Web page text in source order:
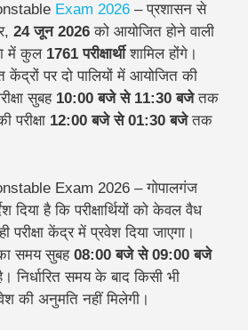
Exam 2026 – प्रशासन से
24 जून 2026 को आयोजित होने वाली
में कुल 1761 परीक्षार्थीशामिल होंगे।
केंद्रों पर दो पालियों में आयोजित की
सुबह 10:00 बजे से 11:30 बजेतक
परीक्षा 12:00 बजे से 01:30 बजेतक
Exam 2026 – गोपालगंज
दिया है कि परीक्षार्थियों को केवल वैध
केंद्र में प्रवेश दिया जाएगा।
समय सुबह 08:00 बजे से 09:00 बजे
निर्धारित समय के बाद किसी भी
की अनुमति नहीं मिलेगी।